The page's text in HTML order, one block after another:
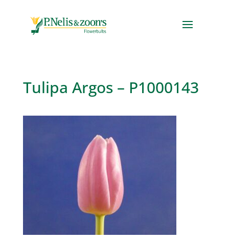
Tulipa Argos – P1000143